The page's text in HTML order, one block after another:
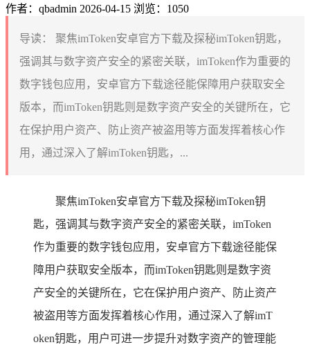
作者：qbadmin 2026-04-15 浏览：1050
导读：
聚焦imToken安卓官方下载及探秘imToken钥匙，
强调其与数字资产安全的紧密关联，imToken作为重要的
数字钱包应用，安卓官方下载途径能保障用户获取安全
版本，而imToken钥匙则是数字资产安全的关键所在，它
在保护用户资产、防止资产被盗用等方面发挥着核心作
用，通过深入了解imToken钥匙，...
聚焦imToken安卓官方下载及探秘imToken钥
匙，强调其与数字资产安全的紧密关联，imToken
作为重要的数字钱包应用，安卓官方下载途径能保
障用户获取安全版本，而imToken钥匙则是数字资
产安全的关键所在，它在保护用户资产、防止资产
被盗用等方面发挥着核心作用，通过深入了解imT
oken钥匙，用户可进一步提升对数字资产的管理能